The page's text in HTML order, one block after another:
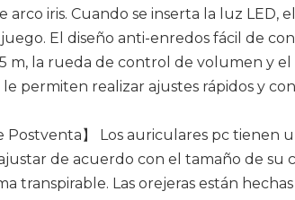
arco iris. Cuando se inserta la luz LED,
El diseño anti-enredos fácil de
m, la rueda de control de volumen y
permiten realizar ajustes rápidos y
Postventa】 Los auriculares pc tienen
de acuerdo con el tamaño de su
transpirable. Las orejeras están